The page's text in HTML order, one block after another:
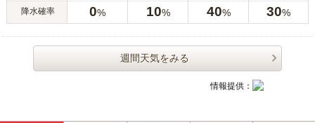
降水確率 0% 10% 40% 30%
週間天気をみる
情報提供：